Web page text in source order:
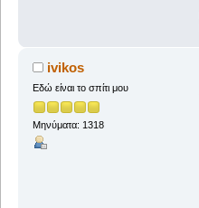
ivikos
Εδώ είναι το σπίτι μου
Μηνύματα: 1318